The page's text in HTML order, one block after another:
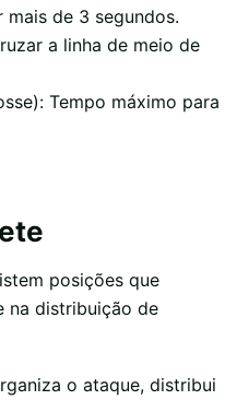
de 3 segundos.
a linha de meio de
Tempo máximo para
posições que
na distribuição de
o ataque, distribui